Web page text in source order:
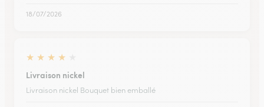
18/07/2026
★ ★ ★ ★
Livraison nickel
Livraison nickel Bouquet bien emballé